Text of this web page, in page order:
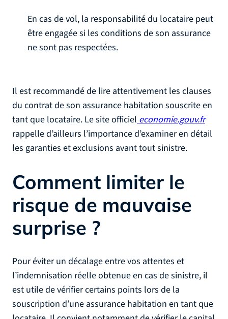
En cas de vol, la responsabilité du locataire peut
être engagée si les conditions de son assurance
ne sont pas respectées.
Il est recommandé de lire attentivement les clauses
du contrat de son assurance habitation souscrite en
tant que locataire. Le site officiel economie.gouv.fr
rappelle d’ailleurs l’importance d’examiner en détail
les garanties et exclusions avant tout sinistre.
Comment limiter le
risque de mauvaise
surprise ?
Pour éviter un décalage entre vos attentes et
l’indemnisation réelle obtenue en cas de sinistre, il
est utile de vérifier certains points lors de la
souscription d’une assurance habitation en tant que